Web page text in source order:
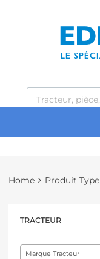
Home Produit Type
TRACTEUR
Marque Tracteur